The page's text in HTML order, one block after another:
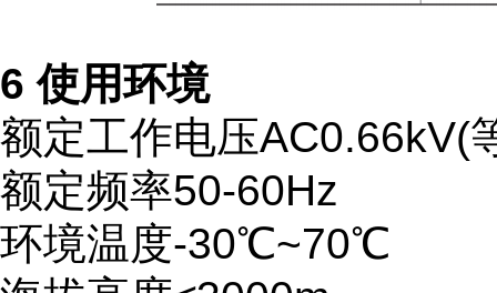
6 使用环境
额定工作电压AC0.66kV(
额定频率50-60Hz
环境温度-30℃~70℃